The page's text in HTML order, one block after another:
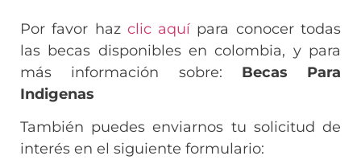
Por favor haz clic aquí para conocer todas
las becas disponibles en colombia, y para
más información sobre: Becas Para
Indigenas
También puedes enviarnos tu solicitud de
interés en el siguiente formulario: